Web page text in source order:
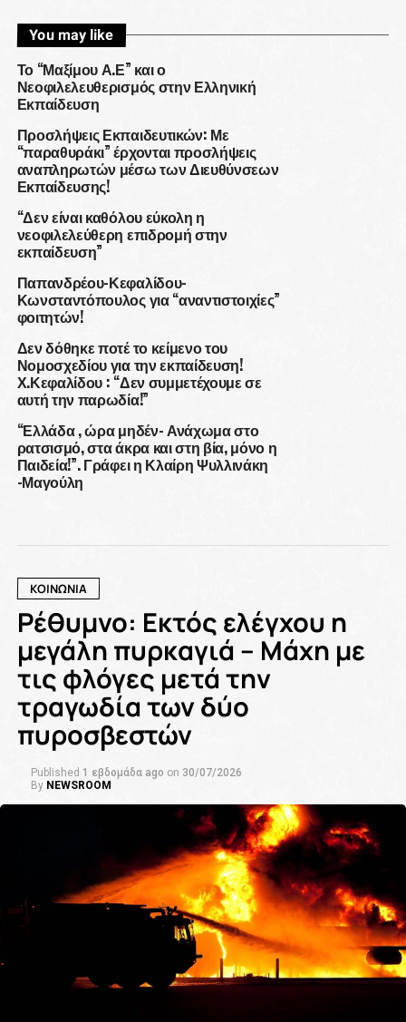
You may like
Το “Μαξίμου Α.Ε” και ο
Νεοφιλελευθερισμός στην Ελληνική
Εκπαίδευση
Προσλήψεις Εκπαιδευτικών: Με
“παραθυράκι” έρχονται προσλήψεις
αναπληρωτών μέσω των Διευθύνσεων
Εκπαίδευσης!
“Δεν είναι καθόλου εύκολη η
νεοφιλελεύθερη επιδρομή στην
εκπαίδευση”
Παπανδρέου-Κεφαλίδου-
Κωνσταντόπουλος για “αναντιστοιχίες”
φοιτητών!
Δεν δόθηκε ποτέ το κείμενο του
Νομοσχεδίου για την εκπαίδευση!
Χ.Κεφαλίδου : “Δεν συμμετέχουμε σε
αυτή την παρωδία!”
“Ελλάδα , ώρα μηδέν- Ανάχωμα στο
ρατσισμό, στα άκρα και στη βία, μόνο η
Παιδεία!”. Γράφει η Κλαίρη Ψυλλινάκη
-Μαγούλη
ΚΟΙΝΩΝΙΑ
Ρέθυμνο: Εκτός ελέγχου η
μεγάλη πυρκαγιά – Μάχη με
τις φλόγες μετά την
τραγωδία των δύο
πυροσβεστών
Published 1 εβδομάδα ago on 30/07/2026
By NEWSROOM